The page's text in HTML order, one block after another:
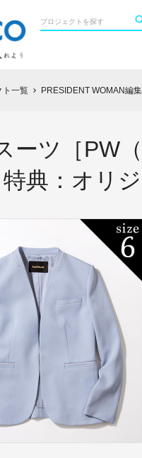
ト一覧 chevron_right PRESIDENT WOMAN編
ーツ［PW
典：オリ